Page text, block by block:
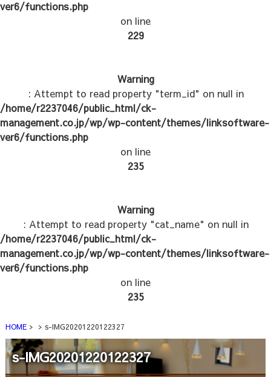
ver6/functions.php
on line
229
Warning
: Attempt to read property "term_id" on null in
/home/r2237046/public_html/ck-
management.co.jp/wp/wp-content/themes/linksoftware-
ver6/functions.php
on line
235
Warning
: Attempt to read property "cat_name" on null in
/home/r2237046/public_html/ck-
management.co.jp/wp/wp-content/themes/linksoftware-
ver6/functions.php
on line
235
HOME s-IMG20201220122327
s-IMG20201220122327